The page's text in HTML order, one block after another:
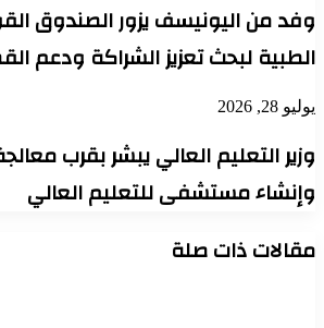
وفد من اليونيسف يزور الصندوق
الطبية لبحث تعزيز الشراكة ودعم
يوليو 28, 2026
وزير التعليم العالي يبشر بقرب
وإنشاء مستشفى للتعليم العالي
مقالات ذات صلة